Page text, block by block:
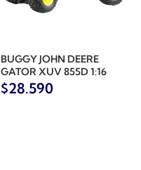
BUGGY JOHN DEERE
GATOR XUV 855D 1:16
$28.590